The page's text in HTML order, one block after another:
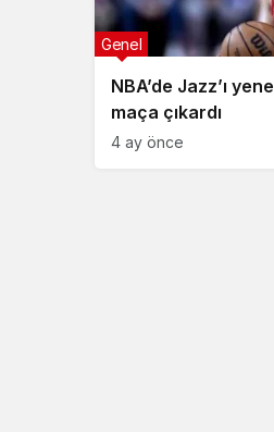
NBA’de Jazz’ı
maça çıkardı
Genel
4 ay önce